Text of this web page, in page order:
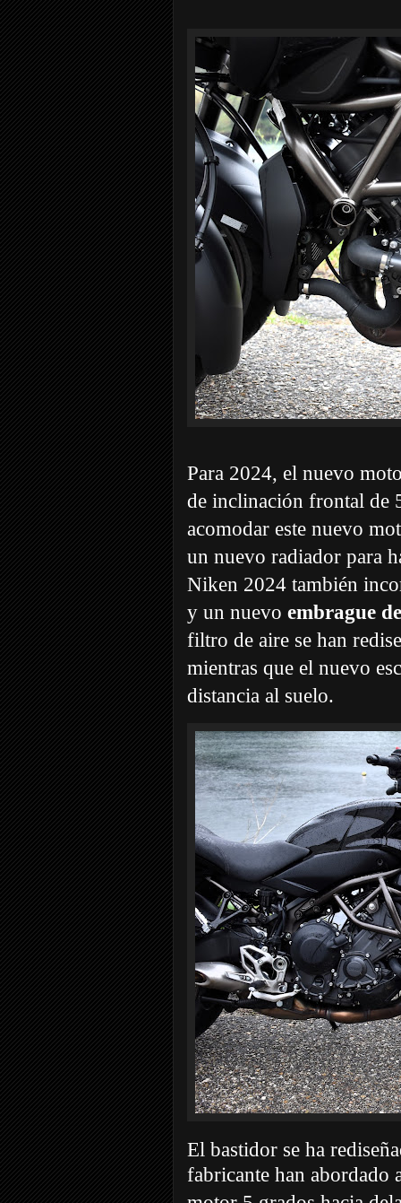
Para 2024, el nuevo
de inclinación frontal de
acomodar este nuevo
un nuevo radiador para
Niken 2024 también
y un nuevo embrague
filtro de aire se han
mientras que el nuevo
distancia al suelo.
El bastidor se ha
fabricante han